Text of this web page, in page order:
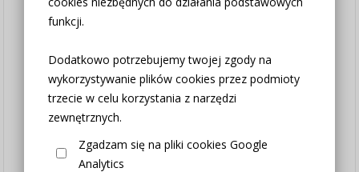
funkcji.
Dodatkowo potrzebujemy twojej zgody na
wykorzystywanie plików cookies przez podmioty
trzecie w celu korzystania z narzędzi
zewnętrznych.
Zgadzam się na pliki cookies Google
Analytics
wybranym wymiarze (w opcji "Zasłona na
metry bez szycia" wszystkie poniższe
pozostałe parametry ustaw "nie dotyczy")
2. Szerokość standardowa 130cm
3. Wybierz potrzebną wysokość
4. Wybierz metodę zawieszenia (w
przypadku zakupu samej tkaniny bez szycia